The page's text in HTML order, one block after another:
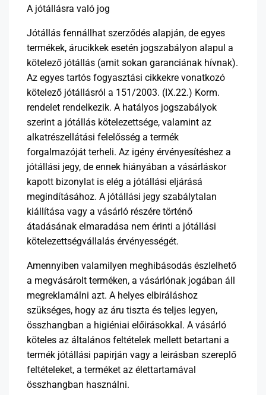
A jótállásra való jog
Jótállás fennállhat szerződés alapján, de egyes
termékek, árucikkek esetén jogszabályon alapul a
kötelező jótállás (amit sokan garanciának hívnak).
Az egyes tartós fogyasztási cikkekre vonatkozó
kötelező jótállásról a 151/2003. (IX.22.) Korm.
rendelet rendelkezik. A hatályos jogszabályok
szerint a jótállás kötelezettsége, valamint az
alkatrészellátási felelősség a termék
forgalmazóját terheli. Az igény érvényesítéshez a
jótállási jegy, de ennek hiányában a vásárláskor
kapott bizonylat is elég a jótállási eljárásá
megindításához. A jótállási jegy szabálytalan
kiállítása vagy a vásárló részére történő
átadásának elmaradása nem érinti a jótállási
kötelezettségvállalás érvényességét.
Amennyiben valamilyen meghibásodás észlelhető
a megvásárolt terméken, a vásárlónak jogában áll
megreklamálni azt. A helyes elbiráláshoz
szükséges, hogy az áru tiszta és teljes legyen,
összhangban a higiéniai előirásokkal. A vásárló
köteles az általános feltételek mellett betartani a
termék jótállási papirján vagy a leirásban szereplő
feltételeket, a terméket az élettartamával
összhangban használni.